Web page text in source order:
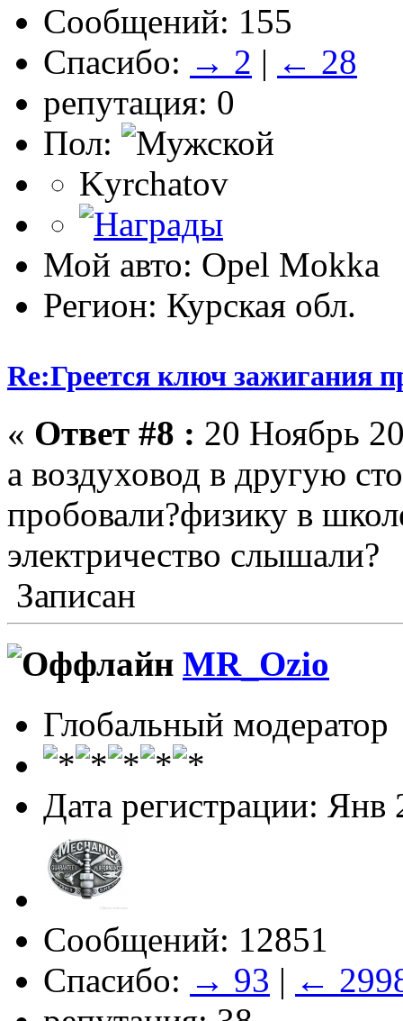
Сообщений: 155
Спасибо: → 2 | ← 28
репутация: 0
Пол:
Kyrchatov
Мой авто: Opel Mokka
Регион: Курская обл.
Re:Греется ключ зажигания
« Ответ #8 : 20 Ноябрь
а воздуховод в другую
пробовали?физику в
электричество слышали?
Записан
MR_Ozio
Глобальный модератор
Дата регистрации: Янв
Сообщений: 12851
Спасибо: → 93 | ←